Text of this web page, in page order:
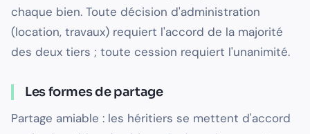
chaque bien. Toute décision d'administration
(location, travaux) requiert l'accord de la majorité
des deux tiers ; toute cession requiert l'unanimité.
Les formes de partage
Partage amiable : les héritiers se mettent d'accord